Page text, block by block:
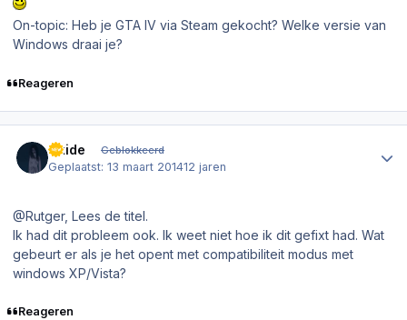
On-topic: Heb je GTA IV via Steam gekocht? Welke versie van
Windows draai je?
Reageren
Oxide Geblokkeerd
Geplaatst:13 maart 201412 jaren
@Rutger, Lees de titel.
Ik had dit probleem ook. Ik weet niet hoe ik dit gefixt had. Wat
gebeurt er als je het opent met compatibiliteit modus met
windows XP/Vista?
Reageren